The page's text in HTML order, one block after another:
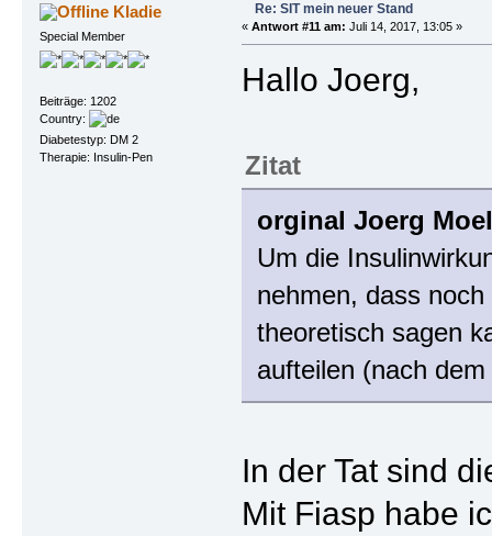
Kladie
Special Member
Beiträge: 1202
Country:
Diabetestyp: DM 2
Therapie: Insulin-Pen
Re: SIT mein neuer Stand
« Antwort #11 am: Juli 14, 2017, 13:05 »
Hallo Joerg,
Zitat
orginal Joerg
Um die
nehmen, dass
theoretisch sagen
aufteilen (nach
In der Tat sind
Mit Fiasp habe